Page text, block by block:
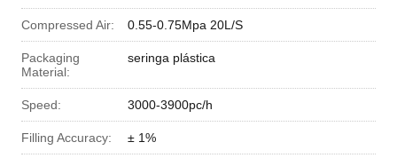
Compressed Air: 0.55-0.75Mpa 20L/S
Packaging
Material:
seringa plástica
Speed: 3000-3900pc/h
Filling Accuracy: ± 1%